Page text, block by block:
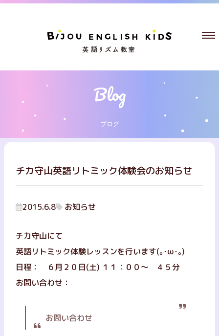
ブログ
チカ守山英語リトミック体験会のお知らせ
2015.6.8 お知らせ
チカ守山にて
英語リトミック体験レッスンを行います(｡･ω･｡)
日程： ６月２０日(土) １１：００～ ４５分
お問い合わせ：
お問い合わせ